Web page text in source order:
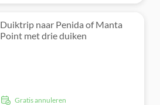
Duiktrip naar Penida of Manta
Point met drie duiken
Gratis annuleren